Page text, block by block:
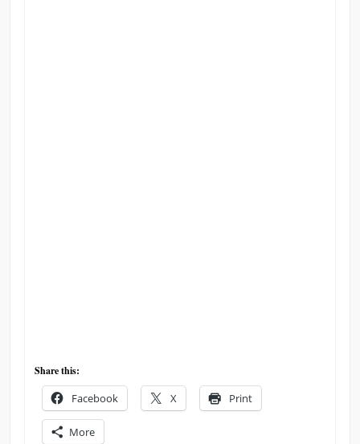
Share this:
Facebook X Print
More